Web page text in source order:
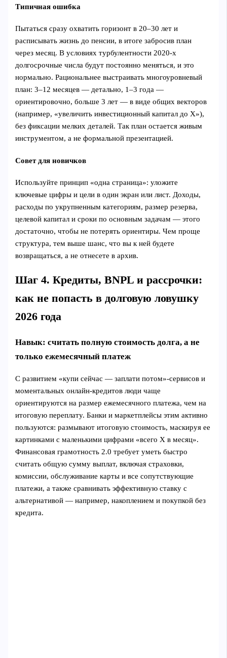
Типичная ошибка
Пытаться сразу охватить горизонт в 20–30 лет и
расписывать жизнь до пенсии, в итоге забросив план
через месяц. В условиях турбулентности 2020‑х
долгосрочные числа будут постоянно меняться, и это
нормально. Рациональнее выстраивать многоуровневый
план: 3–12 месяцев — детально, 1–3 года —
ориентировочно, больше 3 лет — в виде общих векторов
(например, «увеличить инвестиционный капитал до Х»),
без фиксации мелких деталей. Так план остается живым
инструментом, а не формальной презентацией.
Совет для новичков
Используйте принцип «одна страница»: уложите
ключевые цифры и цели в один экран или лист. Доходы,
расходы по укрупненным категориям, размер резерва,
целевой капитал и сроки по основным задачам — этого
достаточно, чтобы не потерять ориентиры. Чем проще
структура, тем выше шанс, что вы к ней будете
возвращаться, а не отнесете в архив.
Шаг 4. Кредиты, BNPL и рассрочки:
как не попасть в долговую ловушку
2026 года
Навык: считать полную стоимость долга, а не
только ежемесячный платеж
С развитием «купи сейчас — заплати потом»‑сервисов и
моментальных онлайн‑кредитов люди чаще
ориентируются на размер ежемесячного платежа, чем на
итоговую переплату. Банки и маркетплейсы этим активно
пользуются: размывают итоговую стоимость, маскируя ее
картинками с маленькими цифрами «всего Х в месяц».
Финансовая грамотность 2.0 требует уметь быстро
считать общую сумму выплат, включая страховки,
комиссии, обслуживание карты и все сопутствующие
платежи, а также сравнивать эффективную ставку с
альтернативой — например, накоплением и покупкой без
кредита.